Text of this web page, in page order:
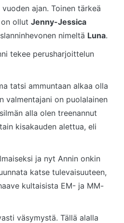
ajan. Toinen tärkeä
ollut Jenny-Jessica
nimeltä Luna.
tekee perusharjoittelun
tatsi ammuntaan alkaa olla
valmentajani on puolalainen
alla olen treenannut
kisakauden alettua, eli
ja nyt Annin onkin
katse tulevaisuuteen,
kultaisista EM- ja MM-
väsymystä. Tällä alalla